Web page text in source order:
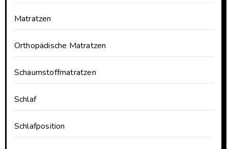
Matratzen
Orthopädische Matratzen
Schaumstoffmatratzen
Schlaf
Schlafposition